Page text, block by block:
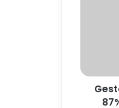
em
Cruz